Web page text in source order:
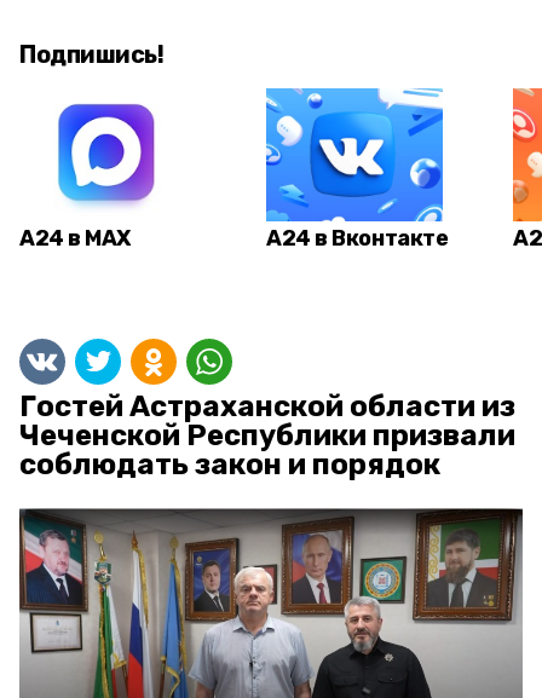
Подпишись!
А24 в MAX А24 в Вконтакте
Гостей Астраханской области из
Чеченской Республики призвали
соблюдать закон и порядок